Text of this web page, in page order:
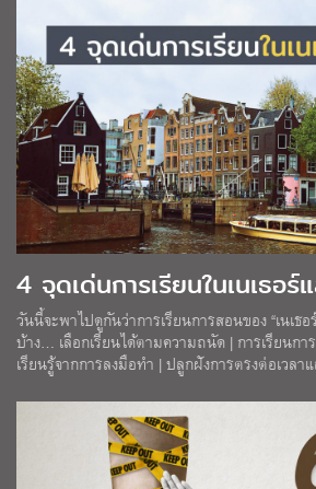
4 จุดเด่นการเรียนในเนเธอร์
วันนี้จะพาไปดูกันว่าการเรียนการสอนของ “เนเธ
บ้าง… เลือกเรียนได้ตามความถนัด | การเรียนก
เรียนรู้จากการลงมือทำ | ปลูกฝังการตรงต่อเวลา